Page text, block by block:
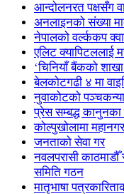
आन्दोलनरत पक्षसँग
अनलाइनको संख्या
नेपालको वर्ल्ककप
एलिट क्यापिटललाई
‘चिनियाँ बैंकको
बेलकोटगढी ४ मा
नुवाकोटको
प्रेस सम्बद्ध
कोल्पुखोलामा
जनताको सेवा गर
नवलपरासी
समिति गठन
मातृभाषा